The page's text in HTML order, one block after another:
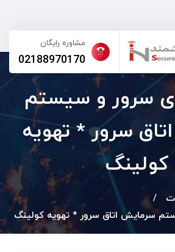
مشاوره رایگان
02188970170
سرور و سیستم
سرور * تهویه
کولینگ
سرمایش اتاق سرور * تهویه کولینگ